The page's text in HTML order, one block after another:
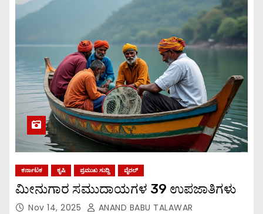
ಕರ್ನಾಟಕ ಕೃಷಿ ಪ್ರಮುಖ ಸುದ್ದಿ ವೈರಲ್
ಮೀನುಗಾರ ಸಮುದಾಯಗಳ 39 ಉಪಜಾತಿಗಳು
Nov 14, 2025 ANAND BABU TALAWAR